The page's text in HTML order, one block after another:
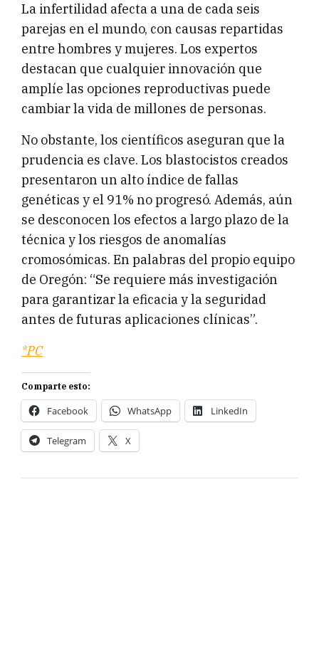
La infertilidad afecta a una de cada seis
parejas en el mundo, con causas repartidas
entre hombres y mujeres. Los expertos
destacan que cualquier innovación que
amplíe las opciones reproductivas puede
cambiar la vida de millones de personas.
No obstante, los científicos aseguran que la
prudencia es clave. Los blastocistos creados
presentaron un alto índice de fallas
genéticas y el 91% no progresó. Además, aún
se desconocen los efectos a largo plazo de la
técnica y los riesgos de anomalías
cromosómicas. En palabras del propio equipo
de Oregón: “Se requiere más investigación
para garantizar la eficacia y la seguridad
antes de futuras aplicaciones clínicas”.
*PC
Comparte esto:
Facebook WhatsApp LinkedIn
Telegram X